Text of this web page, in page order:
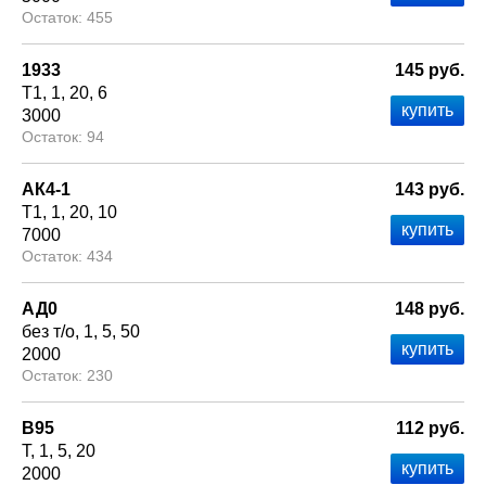
455
1933
Т1 1 20 6
3000
94
145 руб.
АК4-1
Т1 1 20 10
7000
434
143 руб.
АД0
без т/о 1 5 50
2000
230
148 руб.
В95
Т 1 5 20
2000
112 руб.